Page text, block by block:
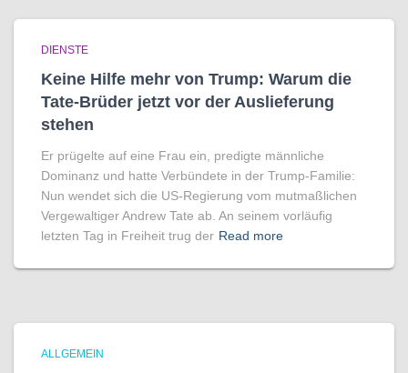
DIENSTE
Keine Hilfe mehr von Trump: Warum die
Tate-Brüder jetzt vor der Auslieferung
stehen
Er prügelte auf eine Frau ein, predigte männliche
Dominanz und hatte Verbündete in der Trump-Familie:
Nun wendet sich die US-Regierung vom mutmaßlichen
Vergewaltiger Andrew Tate ab. An seinem vorläufig
letzten Tag in Freiheit trug der Read more
ALLGEMEIN